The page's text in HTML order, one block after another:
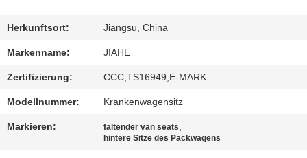
SIE
MIT
UNS
IN
VERBINDUNG
Herkunftsort: Jiangsu, China
Markenname: JIAHE
Zertifizierung: CCC,TS16949,E-MARK
Modellnummer: Krankenwagensitz
Markieren: faltender van seats,
hintere Sitze des Packwagens